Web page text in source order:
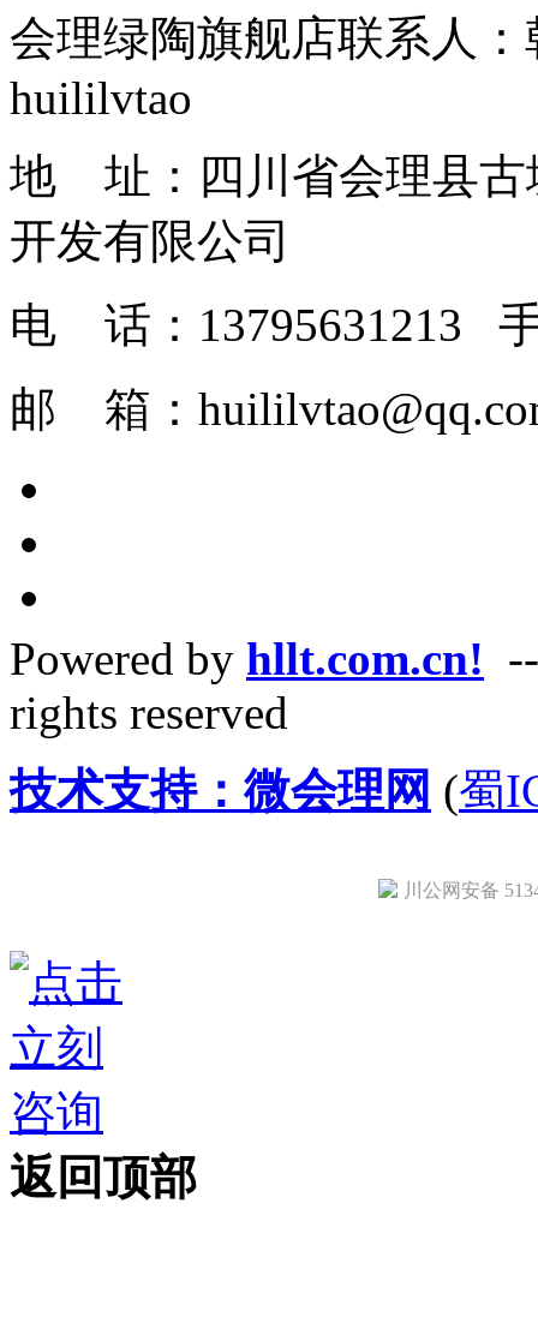
会理绿陶旗舰店联系人
huililvtao
地 址：四川省会理县古
开发有限
电 话：
邮 箱：
Powered by hllt.com.cn!
rights reserved
技术支持：微会理网 (蜀
川公网安备
返回顶部